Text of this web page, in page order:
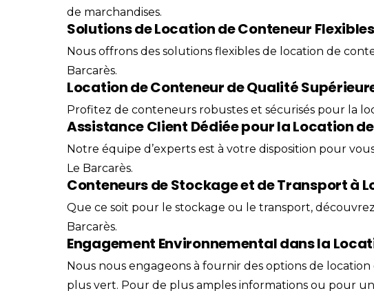
de marchandises.
Solutions de Location de Conteneur
Nous offrons des solutions flexibles de location de
Barcarès.
Location de Conteneur de Qualité
Profitez de conteneurs robustes et sécurisés pour la
Assistance Client Dédiée pour la Location
Notre équipe d’experts est à votre disposition pour
Le Barcarès.
Conteneurs de Stockage et de Transport à
Que ce soit pour le stockage ou le transport,
Barcarès.
Engagement Environnemental dans la
Nous nous engageons à fournir des options de
plus vert. Pour de plus amples informations ou pour